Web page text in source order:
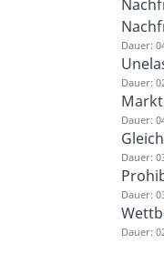
Dauer:
Dauer:
Dauer:
Dauer:
Dauer:
Dauer: